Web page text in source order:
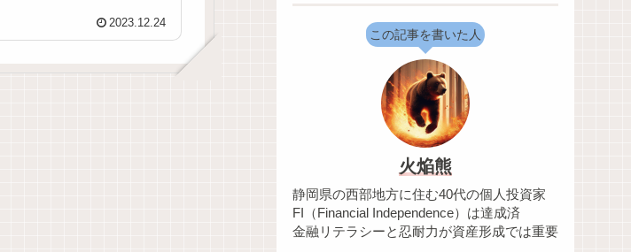
2023.12.24
この記事を書いた人
火焔熊
静岡県の西部地方に住む40代の個人投資家
FI（Financial Independence）は達成済
金融リテラシーと忍耐力が資産形成では重要